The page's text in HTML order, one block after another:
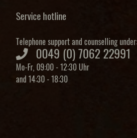
Service hotline
Telephone support and counselling under:
0049 (0) 7062 22991
Mo-Fr, 09:00 - 12:30 Uhr
and 14:30 - 18:30